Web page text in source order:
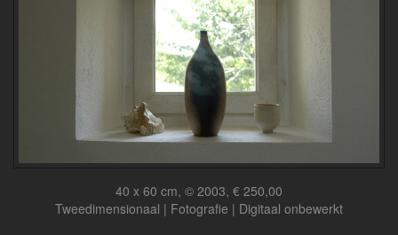
40 x 60 cm, © 2003, € 250,00
Tweedimensionaal | Fotografie | Digitaal onbewerkt